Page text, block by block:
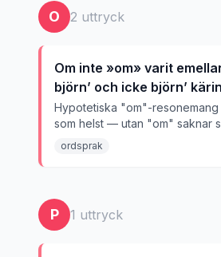
O 2 uttryck
Om inte »om» varit
björn’ och icke björn’
Hypotetiska "om"-
som helst — utan "om" saknar
som "hade kunnat" ske all
ordsprak
P 1 uttryck